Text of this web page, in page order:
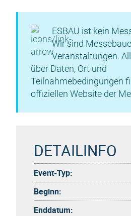
ESBAU ist kein
Wir sind
Veranstaltungen.
über Daten, Ort und
Teilnahmebedingungen
offiziellen Website der
DETAILINFO
Event-Typ:
Beginn:
Enddatum: